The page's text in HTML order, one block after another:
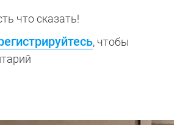
что сказать!
, чтобы